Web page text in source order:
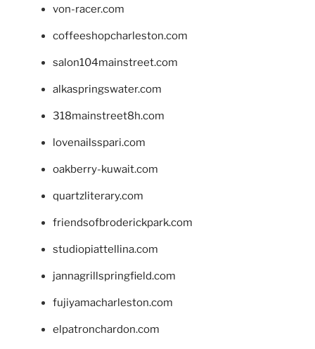
von-racer.com
coffeeshopcharleston.com
salon104mainstreet.com
alkaspringswater.com
318mainstreet8h.com
lovenailsspari.com
oakberry-kuwait.com
quartzliterary.com
friendsofbroderickpark.com
studiopiattellina.com
jannagrillspringfield.com
fujiyamacharleston.com
elpatronchardon.com